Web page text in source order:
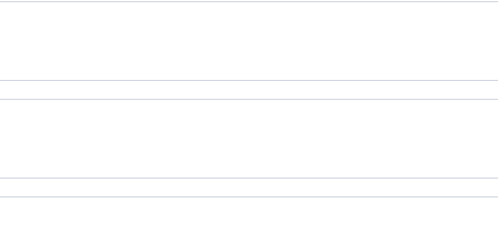
Spice Captain
ciała, włosów i twarzy zapewnia długotrwałe uczucie
BETAINE, SODIUM CHLORIDE, BENZYL ALCOHOL,
SODIUM SALICYLATE, CITRIC ACID,